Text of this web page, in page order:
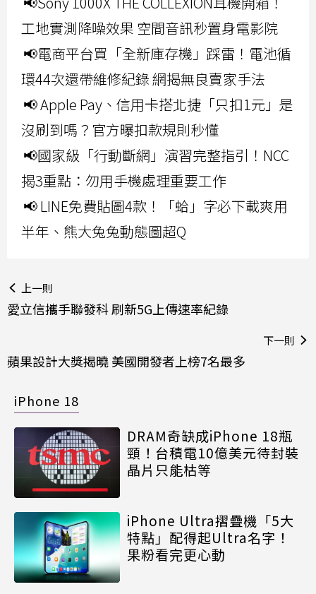
工地實測降噪效果 空間音訊秒置身電影院
📢電商平台買「全新庫存機」踩雷！電池循
環44次還帶維修紀錄 網揭無良賣家手法
📢 Apple Pay、信用卡搭北捷「只扣1元」是
沒刷到嗎？官方曝扣款規則秒懂
📢國家級「行動斷網」演習完整指引！NCC
揭3重點：勿用手機處理重要工作
📢 LINE免費貼圖4款！「蛤」字必下載爽用
半年、熊大兔兔動態圖超Q
上一則
愛立信攜手聯發科 刷新5G上傳速率紀錄
下一則
蘋果設計大獎揭曉 美國開發者上榜7名最多
iPhone 18
DRAM奇缺成iPhone 18瓶
頸！台積電10億美元待封裝
晶片只能枯等
iPhone Ultra摺疊機「5大
特點」配得起Ultra名字！
果粉看完更心動